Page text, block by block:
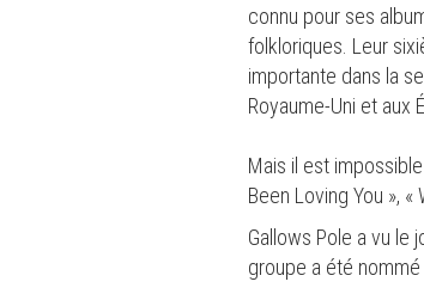
connu pour ses
folkloriques. Leur
importante dans la
Royaume-Uni et aux
Mais il est
Been Loving You »,
Gallows Pole a vu le
groupe a été